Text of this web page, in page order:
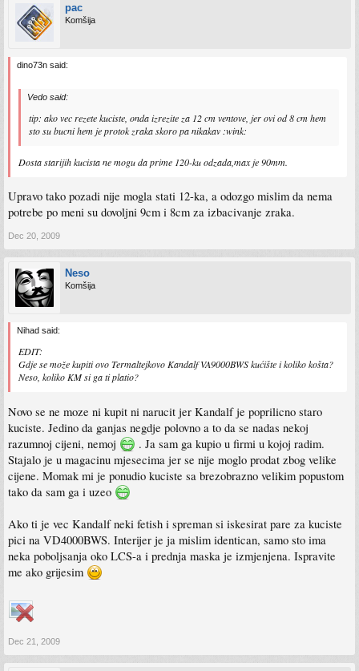
pac
Komšija
dino73n said:
Vedo said:
tip: ako vec rezete kuciste, onda izrezite za 12 cm ventove, jer ovi od 8 cm hem
sto su bucni hem je protok zraka skoro pa nikakav :wink:
Dosta starijih kucista ne mogu da prime 120-ku odzada,max je 90mm.
Upravo tako pozadi nije mogla stati 12-ka, a odozgo mislim da nema
potrebe po meni su dovoljni 9cm i 8cm za izbacivanje zraka.
Dec 20, 2009
Neso
Komšija
Nihad said:
EDIT:
Gdje se može kupiti ovo Termaltejkovo Kandalf VA9000BWS kućište i koliko košta?
Neso, koliko KM si ga ti platio?
Novo se ne moze ni kupit ni narucit jer Kandalf je poprilicno staro
kuciste. Jedino da ganjas negdje polovno a to da se nadas nekoj
razumnoj cijeni, nemoj
. Ja sam ga kupio u firmi u kojoj radim.
Stajalo je u magacinu mjesecima jer se nije moglo prodat zbog velike
cijene. Momak mi je ponudio kuciste sa brezobrazno velikim popustom
tako da sam ga i uzeo
Ako ti je vec Kandalf neki fetish i spreman si iskesirat pare za kuciste
pici na VD4000BWS. Interijer je ja mislim identican, samo sto ima
neka poboljsanja oko LCS-a i prednja maska je izmjenjena. Ispravite
me ako grijesim
Dec 21, 2009